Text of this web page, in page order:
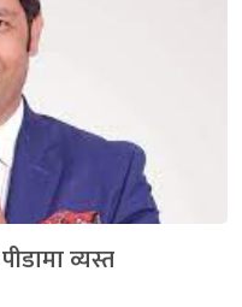
व्यस्त